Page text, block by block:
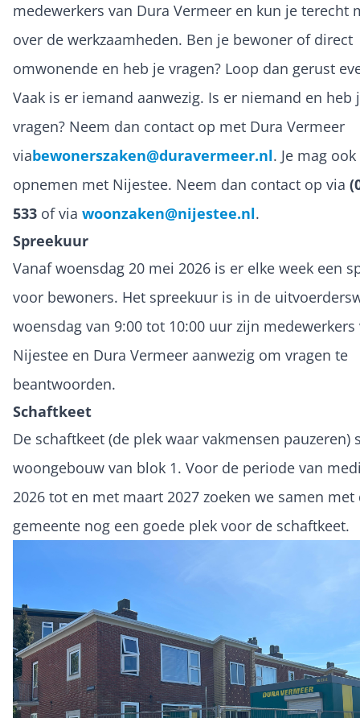
medewerkers van Dura Vermeer en kun je terecht
over de werkzaamheden. Ben je bewoner of direct
omwonende en heb je vragen? Loop dan gerust
Vaak is er iemand aanwezig. Is er niemand en heb
vragen? Neem dan contact op met Dura Vermeer
viabewonerszaken@duravermeer.nl. Je mag
opnemen met Nijestee. Neem dan contact op via
533 of via woonzaken@nijestee.nl.
Spreekuur
Vanaf woensdag 20 mei 2026 is er elke week een
voor bewoners. Het spreekuur is in de
woensdag van 9:00 tot 10:00 uur zijn medewerkers
Nijestee en Dura Vermeer aanwezig om vragen te
beantwoorden.
Schaftkeet
De schaftkeet (de plek waar vakmensen pauzeren)
woongebouw van blok 1. Voor de periode van
2026 tot en met maart 2027 zoeken we samen met
gemeente nog een goede plek voor de schaftkeet.